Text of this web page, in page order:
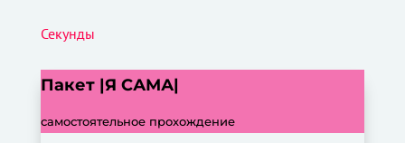
Секунды
Пакет |Я САМА|
самостоятельное прохождение